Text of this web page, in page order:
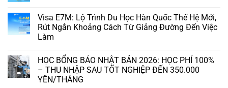
Visa E7M: Lộ Trình Du Học Hàn Quốc Thế Hệ Mới,
Rút Ngắn Khoảng Cách Từ Giảng Đường Đến Việc
Làm
HỌC BỔNG BÁO NHẬT BẢN 2026: HỌC PHÍ 100%
– THU NHẬP SAU TỐT NGHIỆP ĐẾN 350.000
YÊN/THÁNG